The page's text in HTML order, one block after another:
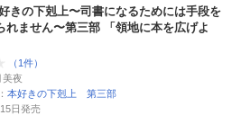
きの下剋上〜司書になるためには手段を
れません〜第三部 「領地に本を広げよ
（1件）
美夜
本好きの下剋上 第三部
日発売